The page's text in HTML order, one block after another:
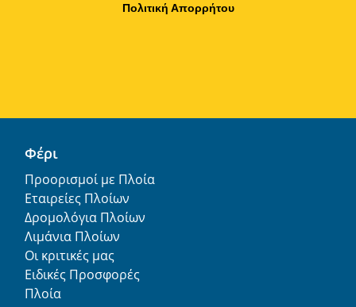
Πολιτική Απορρήτου
Φέρι
Προορισμοί με Πλοία
Εταιρείες Πλοίων
Δρομολόγια Πλοίων
Λιμάνια Πλοίων
Οι κριτικές μας
Ειδικές Προσφορές
Πλοία